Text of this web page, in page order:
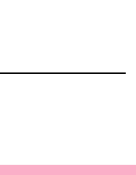
Potpourri aus Liedern
mal geistreich, mal